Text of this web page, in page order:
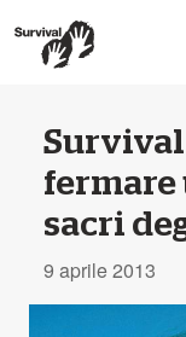
fermare
sacri
9 aprile 2013